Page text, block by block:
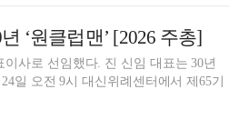
‘원클럽맨’ [2026 주총]
사로 선임했다. 진 신임 대표는 30년
일 오전 9시 대신위례센터에서 제65기